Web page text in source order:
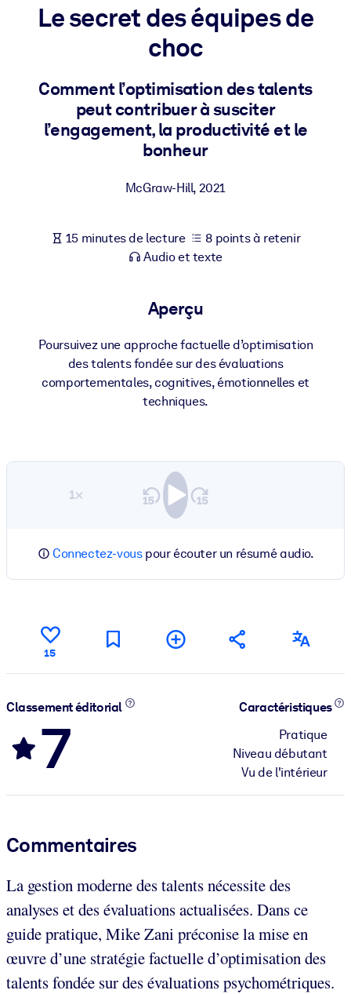
Intégrez des connaissances vérifiées et concises dans votre
LMS/LXP pour de meilleurs résultats d'apprentissage.
Pour bibliothèques d'entreprise
commerciales fiables et prêtes à l'emploi.
Alimentez vos systèmes d'IA avec des connaissances fiables et
structurées pour améliorer les résultats.
Le secret des équipes de
choc
Comment l’optimisation des talents
peut contribuer à susciter
l’engagement, la productivité et le
bonheur
McGraw-Hill, 2021
15 minutes de lecture
8 points à retenir
Audio et texte
Aperçu
Poursuivez une approche factuelle d’optimisation
des talents fondée sur des évaluations
comportementales, cognitives, émotionnelles et
techniques.
1×
Connectez-vouspour écouter un résumé audio.
15
Classement éditorial
7
Caractéristiques
Pratique
Niveau débutant
Vu de l'intérieur
Commentaires
La gestion moderne des talents nécessite des
analyses et des évaluations actualisées. Dans ce
guide pratique, Mike Zani préconise la mise en
œuvre d’une stratégie factuelle d’optimisation des
talents fondée sur des évaluations psychométriques.